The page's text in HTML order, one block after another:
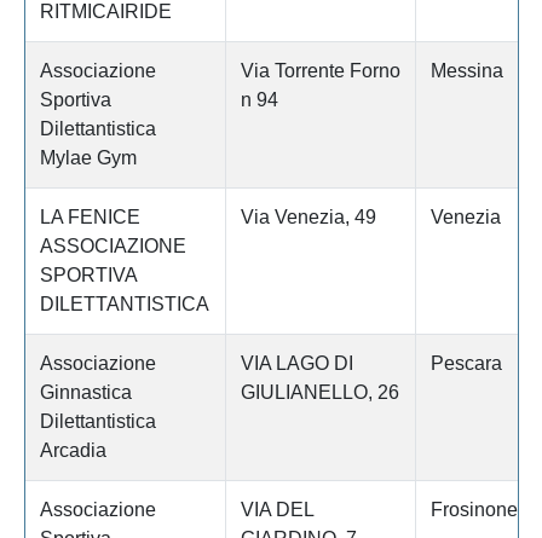
RITMICAIRIDE
Associazione
Sportiva
Dilettantistica
Mylae Gym
Via Torrente Forno
n 94
Messina
LA FENICE
ASSOCIAZIONE
SPORTIVA
DILETTANTISTICA
Via Venezia, 49 Venezia
Associazione
Ginnastica
Dilettantistica
Arcadia
VIA LAGO DI
GIULIANELLO, 26
Pescara
Associazione
VIA DEL
Frosinone